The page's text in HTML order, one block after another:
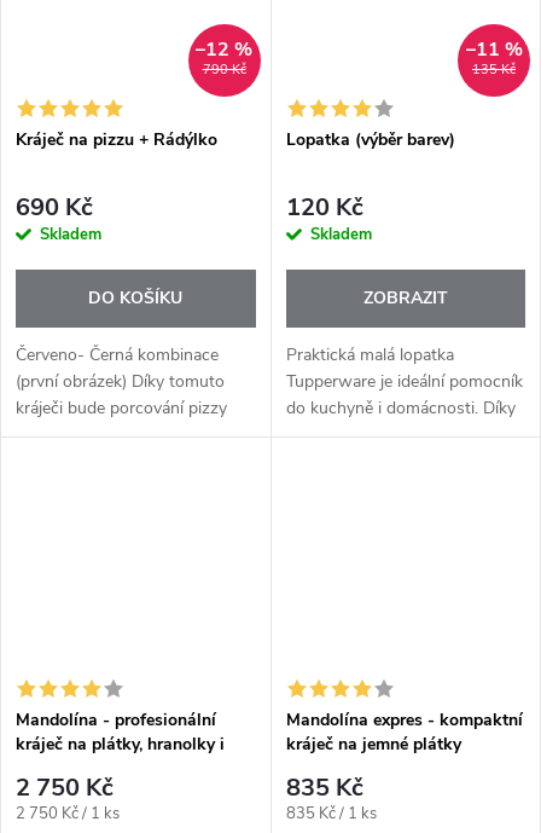
790 Kč
–12 %
Kráječ na pizzu + Rádýlko
690 Kč
Skladem
DO KOŠÍKU
Červeno- Černá kombinace
(první obrázek) Díky tomuto
kráječi bude porcování pizzy
nebo těsta stejně snadné, jako
135 Kč
–11 %
Lopatka (výběr barev)
120 Kč
Skladem
ZOBRAZIT
Praktická malá lopatka
Tupperware je ideální pomocník
do kuchyně i domácnosti. Díky
své velikosti padne přesně do
Mandolína - profesionální
kráječ na plátky, hranolky i
2 750 Kč
Měrná
2 750 Kč / 1 ks
Mandolína expres - kompaktní
kráječ na jemné plátky
835 Kč
Měrná
835 Kč / 1 ks